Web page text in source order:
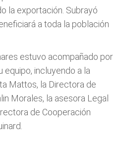
la exportación. Subrayó
a toda la población
estuvo acompañado por
incluyendo a la
Mattos, la Directora de
Morales, la asesora Legal
de Cooperación